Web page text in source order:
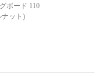
ボード 110
ット)